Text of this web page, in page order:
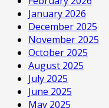
January 2026
December 2025
November 2025
October 2025
August 2025
July 2025
June 2025
May 2025